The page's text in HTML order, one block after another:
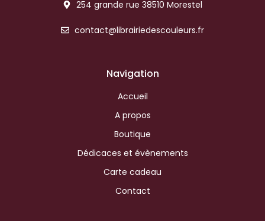
254 grande rue 38510 Morestel
contact@librairiedescouleurs.fr
Navigation
Accueil
A propos
Boutique
Dédicaces et évènements
Carte cadeau
Contact